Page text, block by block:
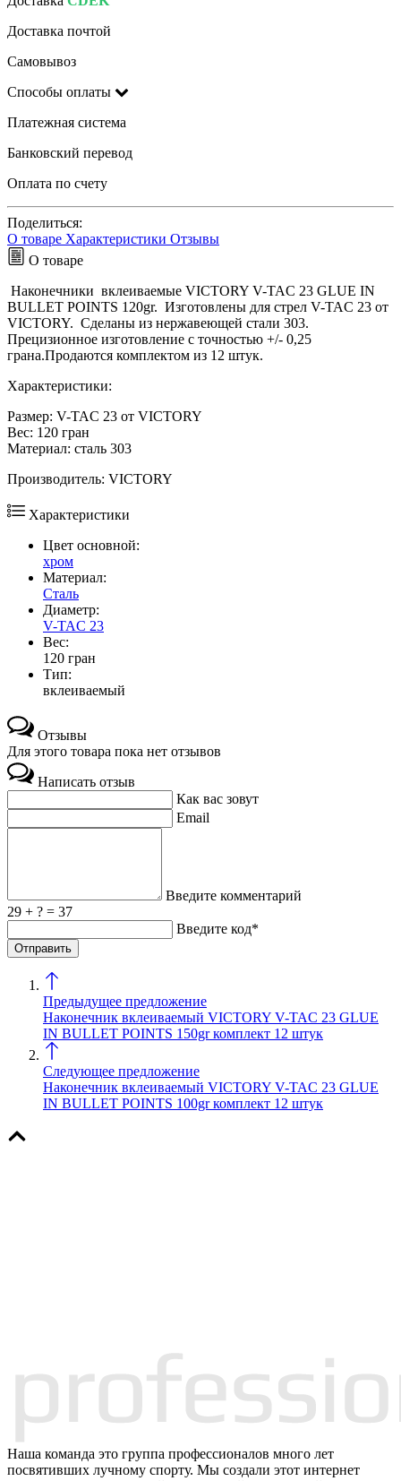
Доставка почтой
Самовывоз
Способы оплаты
Платежная система
Банковский перевод
Оплата по счету
Поделиться:
О товаре Характеристики Отзывы
О товаре
Наконечники вклеиваемые VICTORY V-TAC 23 GLUE IN
BULLET POINTS 120gr. Изготовлены для стрел V-TAC 23 от
VICTORY. Сделаны из нержавеющей стали 303.
Прецизионное изготовление с точностью +/- 0,25
грана.Продаются комплектом из 12 штук.
Характеристики:
Размер: V-TAC 23 от VICTORY
Вес: 120 гран
Материал: сталь 303
Производитель: VICTORY
Характеристики
Цвет основной:
хром
Материал:
Сталь
Диаметр:
V-TAC 23
Вес:
120 гран
Тип:
вклеиваемый
Отзывы
Для этого товара пока нет отзывов
Написать отзыв
Как вас зовут
Email
Введите комментарий
29 + ? = 37
Введите код*
Предыдущее предложение
Наконечник вклеиваемый VICTORY V-TAC 23 GLUE
IN BULLET POINTS 150gr комплект 12 штук
Следующее предложение
Наконечник вклеиваемый VICTORY V-TAC 23 GLUE
IN BULLET POINTS 100gr комплект 12 штук
Наша команда это группа профессионалов много лет
посвятивших лучному спорту. Мы создали этот интернет